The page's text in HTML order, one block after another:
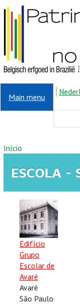
Pular para o conteúdo
Main menu
VOCÊ
Início
ESCOLA -
Edifício
Grupo
Escolar de
Avaré
Avaré
São Paulo